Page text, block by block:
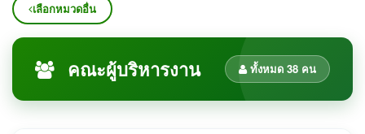
เลือกหมวดอื่น
คณะผู้บริหารงาน ทั้งหมด 38 คน